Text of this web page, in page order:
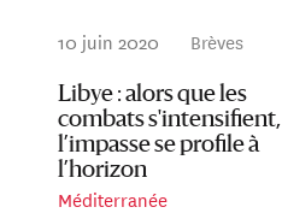
10 juin 2020 Brèves
Libye : alors que les
combats s'intensifient,
l’impasse se profile à
l’horizon
Méditerranée